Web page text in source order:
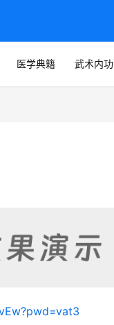
医学典籍 武术内功